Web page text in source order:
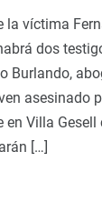
la víctima
dos
Burlando,
asesinado
Villa
[…]